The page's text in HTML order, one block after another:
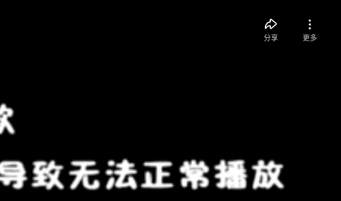
分享 更多